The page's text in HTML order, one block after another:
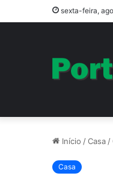
sexta-feira,
Início /Casa /
Casa